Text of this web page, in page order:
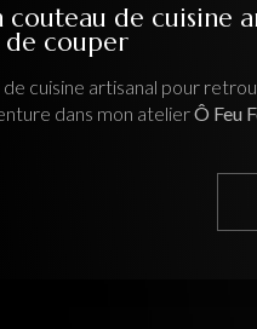
de cuisine
couper
cuisine artisanal pour
dans mon atelierÔ Feu